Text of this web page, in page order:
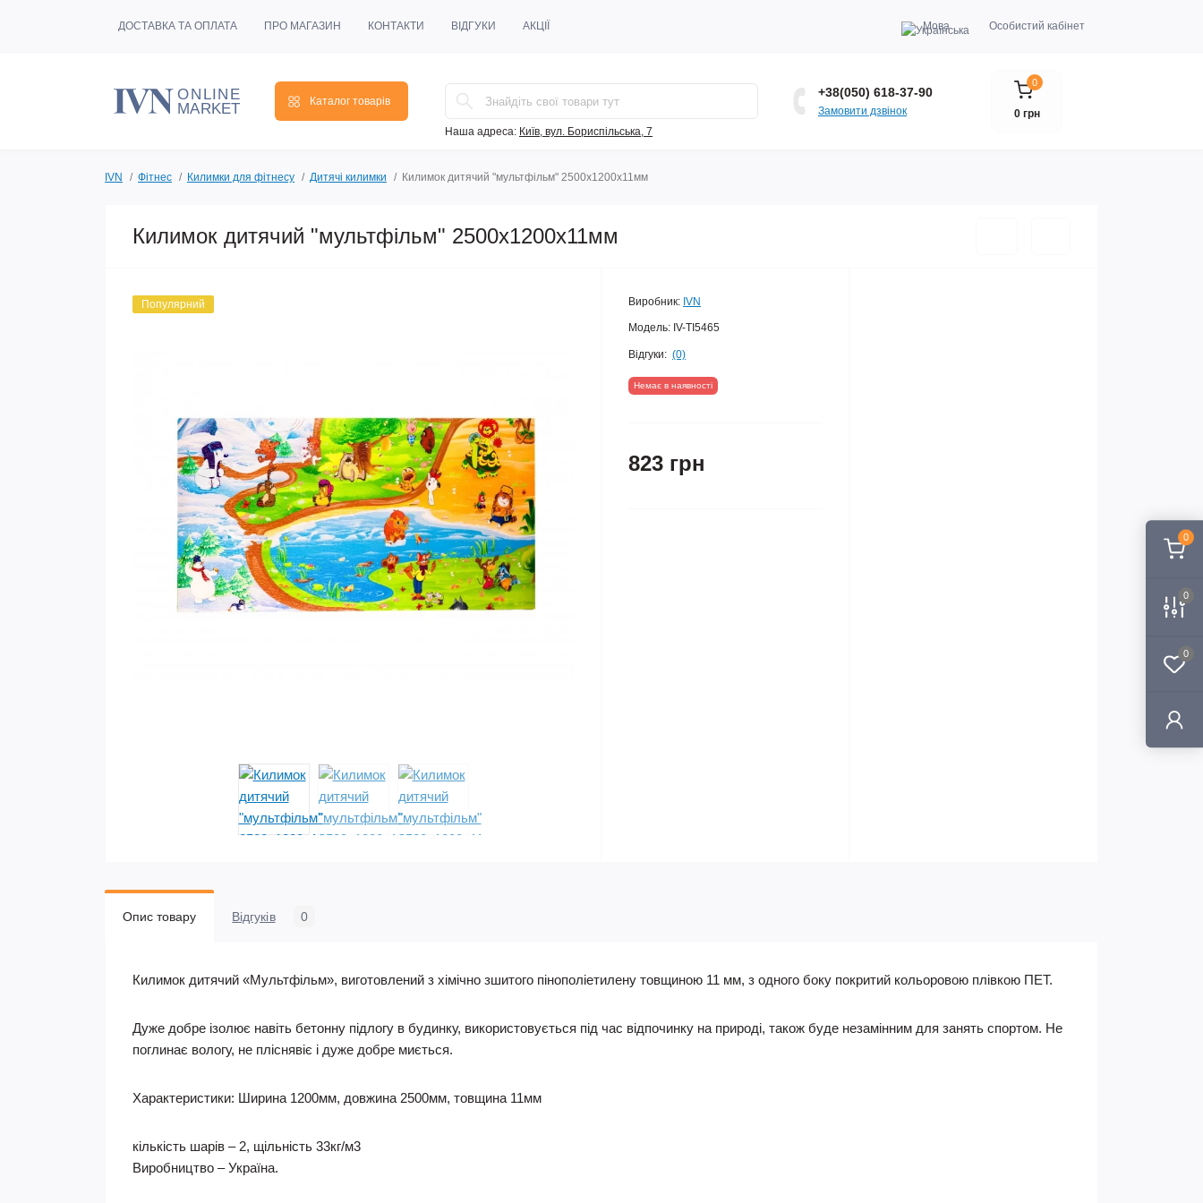
0
0
0
ДОСТАВКА ТА ОПЛАТА ПРО МАГАЗИН КОНТАКТИ ВІДГУКИ АКЦІЇ Мова Особистий кабінет
Каталог товарів
Наша адреса: Київ, вул. Бориспільська, 7
+38(050) 618-37-90
Замовити дзвінок
0
0 грн
IVN Фітнес Килимки для фітнесу Дитячі килимки Килимок дитячий "мультфільм" 2500х1200х11мм
Килимок дитячий "мультфільм" 2500х1200х11мм
Популярний Виробник: IVN
Модель: IV-TI5465
Відгуки: (0)
Немає в наявності
823 грн
Опис товару Відгуків 0
Килимок дитячий «Мультфільм», виготовлений з хімічно зшитого пінополіетилену товщиною 11 мм, з одного боку покритий кольоровою плівкою ПЕТ.
Дуже добре ізолює навіть бетонну підлогу в будинку, використовується під час відпочинку на природі, також буде незамінним для занять спортом. Не
поглинає вологу, не пліснявіє і дуже добре миється.
Характеристики: Ширина 1200мм, довжина 2500мм, товщина 11мм
кількість шарів – 2, щільність 33кг/м3
Виробництво – Україна.